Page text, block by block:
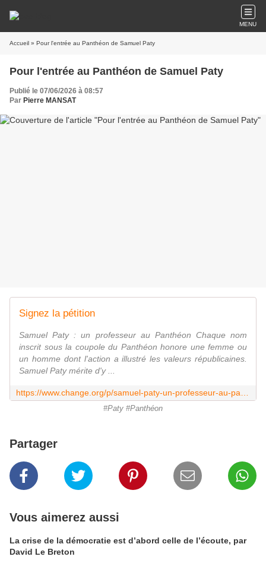
MENU
Accueil » Pour l'entrée au Panthéon de Samuel Paty
Pour l'entrée au Panthéon de Samuel Paty
Publié le 07/06/2026 à 08:57
Par Pierre MANSAT
Signez la pétition
Samuel Paty : un professeur au Panthéon Chaque nom
inscrit sous la coupole du Panthéon honore une femme ou
un homme dont l'action a illustré les valeurs républicaines.
Samuel Paty mérite d'y ...
#Paty #Panthéon
Partager
Vous aimerez aussi
La crise de la démocratie est d’abord celle de l’écoute, par
David Le Breton